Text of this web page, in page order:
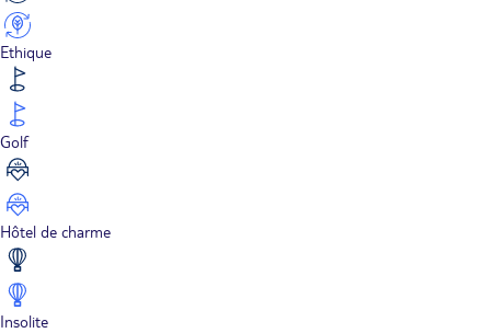
Ethique
Golf
Hôtel de charme
Insolite